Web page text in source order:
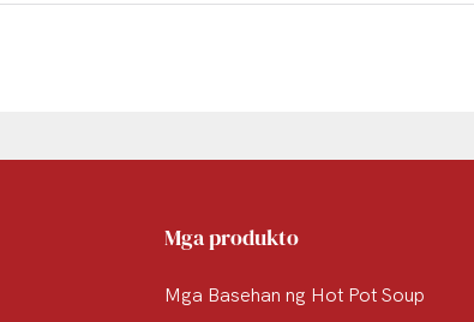
Mga produkto
Mga Basehan ng Hot Pot Soup